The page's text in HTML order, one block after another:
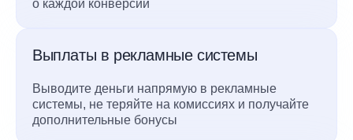
о каждой конверсии
Выплаты в рекламные системы
Выводите деньги напрямую в рекламные
системы, не теряйте на комиссиях и получайте
дополнительные бонусы